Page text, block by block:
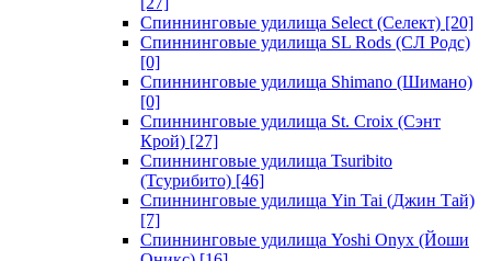
Спиннинговые удилища Select (Селект) [20]
Спиннинговые удилища SL Rods (СЛ Родс)
[0]
Спиннинговые удилища Shimano (Шимано)
[0]
Спиннинговые удилища St. Croix (Сэнт
Крой) [27]
Спиннинговые удилища Tsuribito
(Тсурибито) [46]
Спиннинговые удилища Yin Tai (Джин Тай)
[7]
Спиннинговые удилища Yoshi Onyx (Йоши